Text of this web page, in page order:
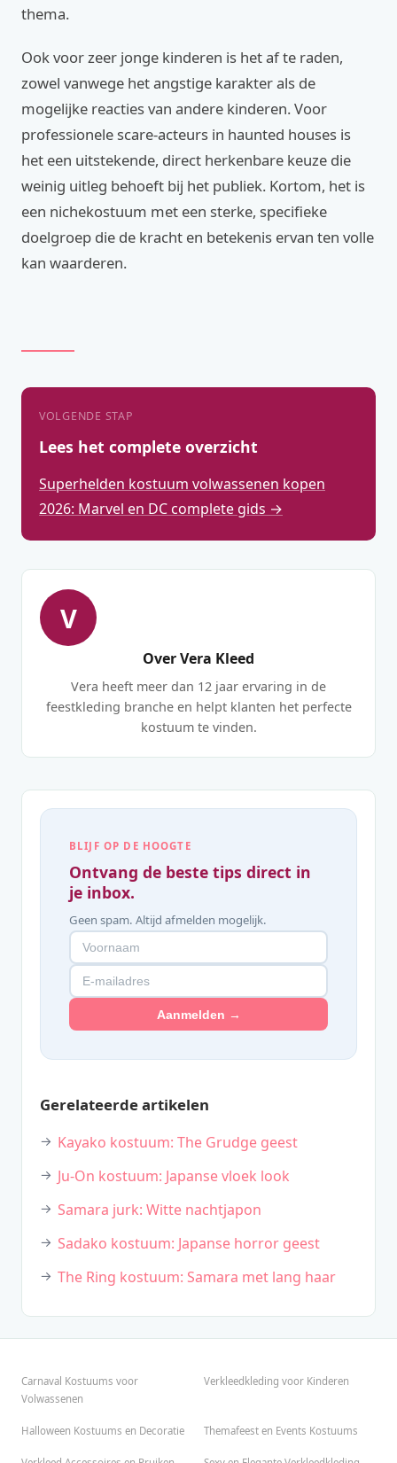
thema.
Ook voor zeer jonge kinderen is het af te raden,
zowel vanwege het angstige karakter als de
mogelijke reacties van andere kinderen. Voor
professionele scare-acteurs in haunted houses is
het een uitstekende, direct herkenbare keuze die
weinig uitleg behoeft bij het publiek. Kortom, het is
een nichekostuum met een sterke, specifieke
doelgroep die de kracht en betekenis ervan ten volle
kan waarderen.
VOLGENDE STAP
Lees het complete overzicht
Superhelden kostuum volwassenen kopen
2026: Marvel en DC complete gids →
V
Over Vera Kleed
Vera heeft meer dan 12 jaar ervaring in de
feestkleding branche en helpt klanten het perfecte
kostuum te vinden.
BLIJF OP DE HOOGTE
Ontvang de beste tips direct in
je inbox.
Geen spam. Altijd afmelden mogelijk.
Aanmelden →
Gerelateerde artikelen
Kayako kostuum: The Grudge geest
Ju-On kostuum: Japanse vloek look
Samara jurk: Witte nachtjapon
Sadako kostuum: Japanse horror geest
The Ring kostuum: Samara met lang haar
Carnaval Kostuums voor
Volwassenen
Verkleedkleding voor Kinderen
Halloween Kostuums en Decoratie Themafeest en Events Kostuums